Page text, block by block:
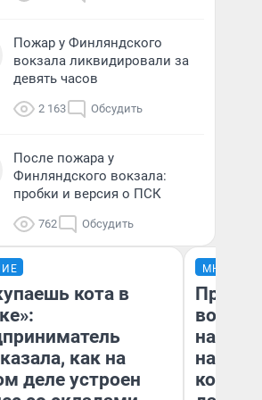
Пожар у Финляндского
вокзала ликвидировали за
девять часов
2 163 Обсудить
После пожара у
Финляндского вокзала:
пробки и версия о ПСК
762 Обсудить
кота в
как на
деле устроен
МНЕНИЕ
нам